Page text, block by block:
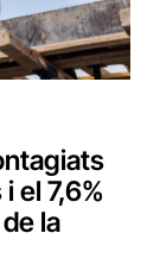
el 7,6%
la